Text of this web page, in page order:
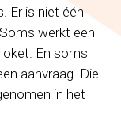
Er is niet één
werkt een
En soms
aanvraag. Die
in het